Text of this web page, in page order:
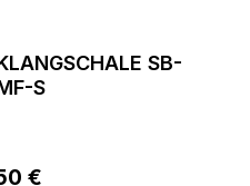
SB-
S
Preis:
€